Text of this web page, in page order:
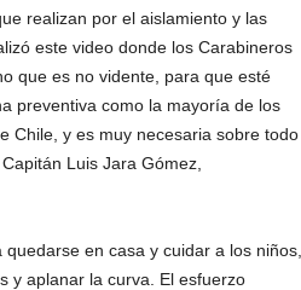
realizan por el aislamiento y las
este video donde los Carabineros
que es no vidente, para que esté
preventiva como la mayoría de los
Chile, y es muy necesaria sobre todo
Luis Jara Gómez,
en casa y cuidar a los niños,
y aplanar la curva. El esfuerzo